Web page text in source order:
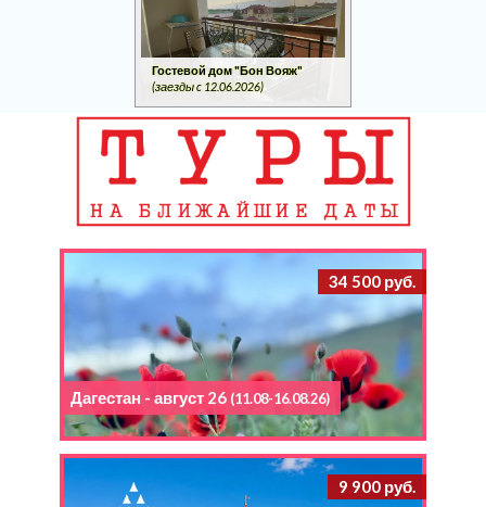
Гостевой дом "Бон Вояж"
(заезды c 12.06.2026)
34 500 руб.
Дагестан - август 26 (11.08-16.08.26)
9 900 руб.